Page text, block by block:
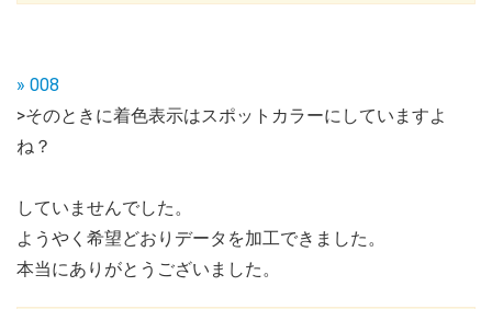
» 008
>そのときに着色表示はスポットカラーにしていますよ
ね？
していませんでした。
ようやく希望どおりデータを加工できました。
本当にありがとうございました。